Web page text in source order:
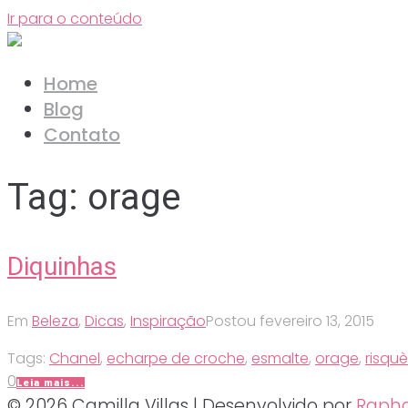
Ir para o conteúdo
Home
Blog
Contato
Tag: orage
Diquinhas
Em Beleza, Dicas, InspiraçãoPostou fevereiro 13, 2015
Tags: Chanel, echarpe de croche, esmalte, orage, risquè
0Leia mais...